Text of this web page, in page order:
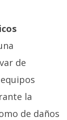
de
la
de daños